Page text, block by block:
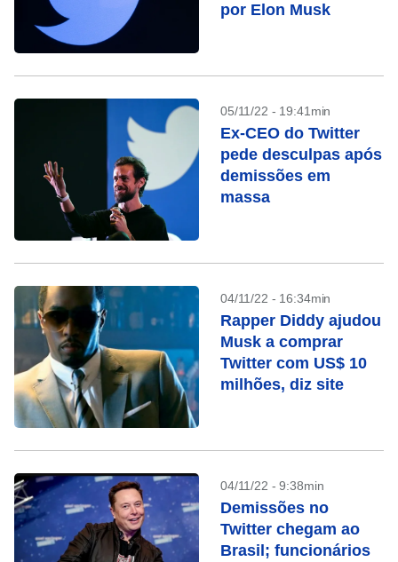
por Elon Musk
05/11/22 - 19:41min
Ex-CEO do Twitter
pede desculpas após
demissões em
massa
04/11/22 - 16:34min
Rapper Diddy ajudou
Musk a comprar
Twitter com US$ 10
milhões, diz site
04/11/22 - 9:38min
Demissões no
Twitter chegam ao
Brasil; funcionários